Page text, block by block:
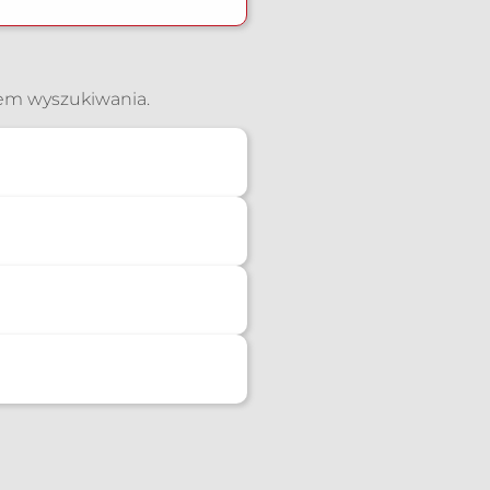
wyszukiwania.